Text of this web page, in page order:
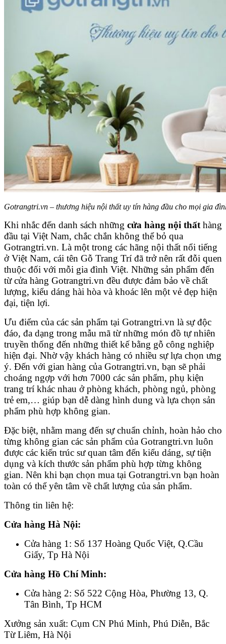
Gotrangtri.vn – thương hiệu nội thất uy tín hàng đầu cho mọi gia
Khi nhắc đến danh sách những cửa hàng nội thất hàng
đầu tại Việt Nam, chắc chắn không thể bỏ qua
Gotrangtri.vn. Là một trong các hãng nội thất nổi tiếng
ở Việt Nam, cái tên Gỗ Trang Trí đã trở nên rất đỗi quen
thuộc đối với mỗi gia đình Việt. Những sản phẩm đến
từ cửa hàng Gotrangtri.vn đều được đảm bảo về chất
lượng, kiểu dáng hài hòa và khoác lên một vẻ đẹp hiện
đại, tiện lợi.
Ưu điểm của các sản phẩm tại Gotrangtri.vn là sự độc
đáo, đa dạng trong mẫu mã từ những món đồ tự nhiên
truyền thống đến những thiết kế bằng gỗ công nghiệp
hiện đại. Nhờ vậy khách hàng có nhiều sự lựa chọn ưng
ý. Đến với gian hàng của Gotrangtri.vn, bạn sẽ phải
choáng ngợp với hơn 7000 các sản phẩm, phụ kiện
trang trí khác nhau ở phòng khách, phòng ngủ, phòng
trẻ em,… giúp bạn dễ dàng hình dung và lựa chọn sản
phẩm phù hợp không gian.
Đặc biệt, nhằm mang đến sự chuẩn chỉnh, hoàn hảo cho
từng không gian các sản phẩm của Gotrangtri.vn luôn
được các kiến trúc sư quan tâm đến kiểu dáng, sự tiện
dụng và kích thước sản phẩm phù hợp từng không
gian. Nên khi bạn chọn mua tại Gotrangtri.vn bạn hoàn
toàn có thể yên tâm về chất lượng của sản phẩm.
Thông tin liên hệ:
Cửa hàng Hà Nội:
Cửa hàng 1: Số 137 Hoàng Quốc Việt, Q.Cầu
Giấy, Tp Hà Nội
Cửa hàng Hồ Chí Minh:
Cửa hàng 2: Số 522 Cộng Hòa, Phường 13, Q.
Tân Bình, Tp HCM
Xưởng sản xuất: Cụm CN Phú Minh, Phú Diễn, Bắc
Từ Liêm, Hà Nội